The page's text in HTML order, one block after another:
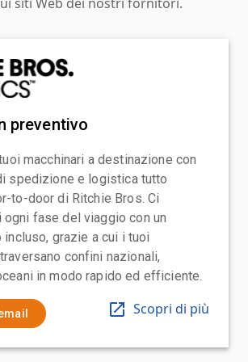
preventivo
macchinari a destinazione con
spedizione e logistica tutto
to-door di Ritchie Bros. Ci
ogni fase del viaggio con un
grazie a cui i tuoi
confini nazionali,
in modo rapido ed efficiente.
Scopri di più